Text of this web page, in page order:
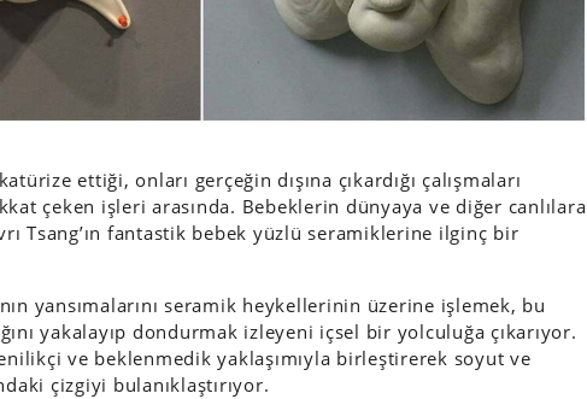
ettiği, onları gerçeğin dışına çıkardığı çalışmaları
çeken işleri arasında. Bebeklerin dünyaya ve diğer canlılara
Tsang’ın fantastik bebek yüzlü seramiklerine ilginç bir
yansımalarını seramik heykellerinin üzerine işlemek, bu
yakalayıp dondurmak izleyeni içsel bir yolculuğa çıkarıyor.
ve beklenmedik yaklaşımıyla birleştirerek soyut ve
çizgiyi bulanıklaştırıyor.